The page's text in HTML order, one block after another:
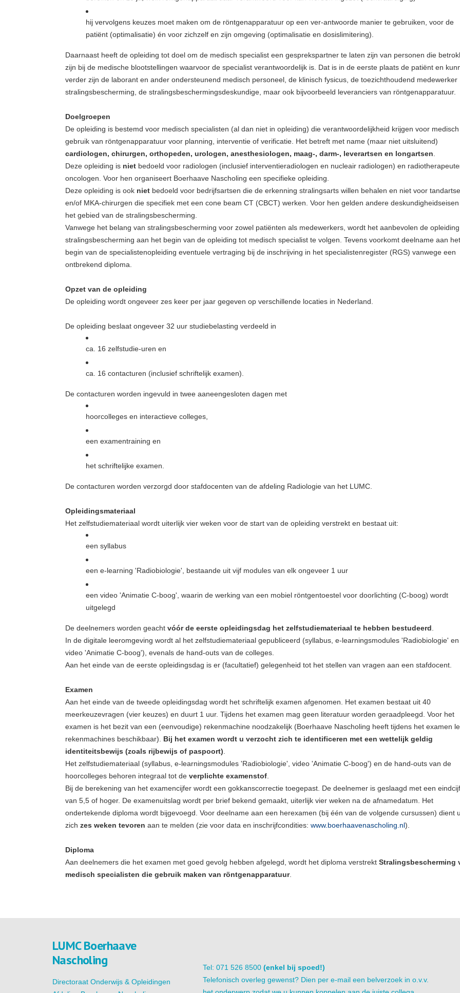
hij vervolgens keuzes moet maken om de röntgenapparatuur op een ver-antwoorde manier te gebruiken, voor de
patiënt (optimalisatie) én voor zichzelf en zijn omgeving (optimalisatie en dosislimitering).
Daarnaast heeft de opleiding tot doel om de medisch specialist een gesprekspartner te laten zijn van personen die
zijn bij de medische blootstellingen waarvoor de specialist verantwoordelijk is. Dat is in de eerste plaats de patiënt en
verder zijn de laborant en ander ondersteunend medisch personeel, de klinisch fysicus, de toezichthoudend medewerker
stralingsbescherming, de stralingsbeschermingsdeskundige, maar ook bijvoorbeeld leveranciers van röntgenapparatuur.
Doelgroepen
De opleiding is bestemd voor medisch specialisten (al dan niet in opleiding) die verantwoordelijkheid krijgen voor medisch
gebruik van röntgenapparatuur voor planning, interventie of verificatie. Het betreft met name (maar niet uitsluitend)
cardiologen, chirurgen, orthopeden, urologen, anesthesiologen, maag-, darm-, leverartsen en longartsen
Deze opleiding is niet bedoeld voor radiologen (inclusief interventieradiologen en nucleair radiologen) en
oncologen. Voor hen organiseert Boerhaave Nascholing een specifieke opleiding.
Deze opleiding is ook niet bedoeld voor bedrijfsartsen die de erkenning stralingsarts willen behalen en niet voor
en/of MKA-chirurgen die specifiek met een cone beam CT (CBCT) werken. Voor hen gelden andere
het gebied van de stralingsbescherming.
Vanwege het belang van stralingsbescherming voor zowel patiënten als medewerkers, wordt het aanbevolen de opleiding
stralingsbescherming aan het begin van de opleiding tot medisch specialist te volgen. Tevens voorkomt deelname aan het
begin van de specialistenopleiding eventuele vertraging bij de inschrijving in het specialistenregister (RGS) vanwege een
ontbrekend diploma.
Opzet van de opleiding
De opleiding wordt ongeveer zes keer per jaar gegeven op verschillende locaties in Nederland.
De opleiding beslaat ongeveer 32 uur studiebelasting verdeeld in
ca. 16 zelfstudie-uren en
ca. 16 contacturen (inclusief schriftelijk examen).
De contacturen worden ingevuld in twee aaneengesloten dagen met
hoorcolleges en interactieve colleges,
een examentraining en
het schriftelijke examen.
De contacturen worden verzorgd door stafdocenten van de afdeling Radiologie van het LUMC.
Opleidingsmateriaal
Het zelfstudiemateriaal wordt uiterlijk vier weken voor de start van de opleiding verstrekt en bestaat uit:
een syllabus
een e-learning 'Radiobiologie', bestaande uit vijf modules van elk ongeveer 1 uur
een video 'Animatie C-boog', waarin de werking van een mobiel röntgentoestel voor doorlichting (C-boog) wordt
uitgelegd
De deelnemers worden geacht vóór de eerste opleidingsdag het zelfstudiemateriaal te hebben bestudeerd
In de digitale leeromgeving wordt al het zelfstudiemateriaal gepubliceerd (syllabus, e-learningsmodules 'Radiobiologie'
video 'Animatie C-boog'), evenals de hand-outs van de colleges.
Aan het einde van de eerste opleidingsdag is er (facultatief) gelegenheid tot het stellen van vragen aan een stafdocent.
Examen
Aan het einde van de tweede opleidingsdag wordt het schriftelijk examen afgenomen. Het examen bestaat uit 40
meerkeuzevragen (vier keuzes) en duurt 1 uur. Tijdens het examen mag geen literatuur worden geraadpleegd. Voor het
examen is het bezit van een (eenvoudige) rekenmachine noodzakelijk (Boerhaave Nascholing heeft tijdens het examen
rekenmachines beschikbaar). Bij het examen wordt u verzocht zich te identificeren met een wettelijk geldig
identiteitsbewijs (zoals rijbewijs of paspoort)
Het zelfstudiemateriaal (syllabus, e-learningsmodules 'Radiobiologie', video 'Animatie C-boog') en de hand-outs van de
hoorcolleges behoren integraal tot de verplichte examenstof
Bij de berekening van het examencijfer wordt een gokkanscorrectie toegepast. De deelnemer is geslaagd met een
van 5,5 of hoger. De examenuitslag wordt per brief bekend gemaakt, uiterlijk vier weken na de afnamedatum. Het
ondertekende diploma wordt bijgevoegd. Voor deelname aan een herexamen (bij één van de volgende cursussen) dient u
zich zes weken tevoren aan te melden (zie voor data en inschrijfcondities: www.boerhaavenascholing.nl).
Diploma
Aan deelnemers die het examen met goed gevolg hebben afgelegd, wordt het diploma verstrekt Stralingsbescherming
medisch specialisten die gebruik maken van röntgenapparatuur.
LUMC Boerhaave
Nascholing
Directoraat Onderwijs & Opleidingen
Tel: 071 526 8500 (enkel bij spoed!)
Telefonisch overleg gewenst? Dien per e-mail een belverzoek in o.v.v.